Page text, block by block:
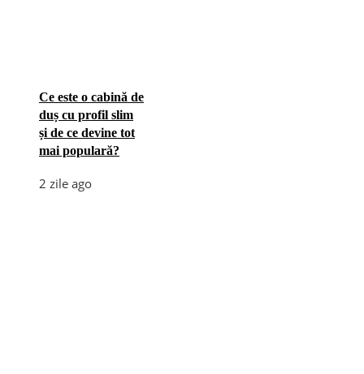
Ce este o cabină de
duș cu profil slim
și de ce devine tot
mai populară?
2 zile ago